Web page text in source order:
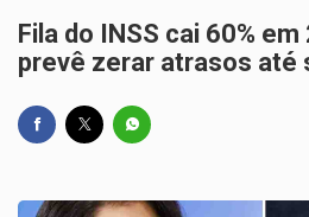
Fila do INSS cai 60%
prevê zerar atrasos até